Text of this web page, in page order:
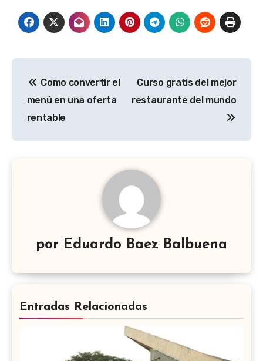
de
entradas
Como convertir el
menú en una oferta
rentable
Curso gratis del mejor
restaurante del mundo
por Eduardo Baez Balbuena
Entradas Relacionadas